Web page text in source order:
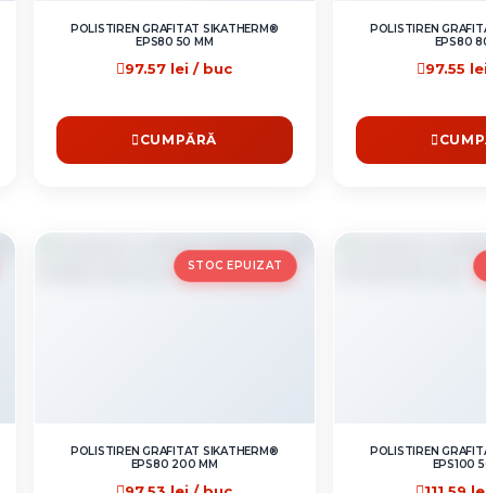
POLISTIREN GRAFITAT SIKATHERM®
EPS80 50 MM
97.57 lei / buc
CUMPĂRĂ
POLISTIREN
EPS80
97.55
STOC EPUIZAT
POLISTIREN GRAFITAT SIKATHERM®
EPS80 200 MM
POLISTIREN
EPS100